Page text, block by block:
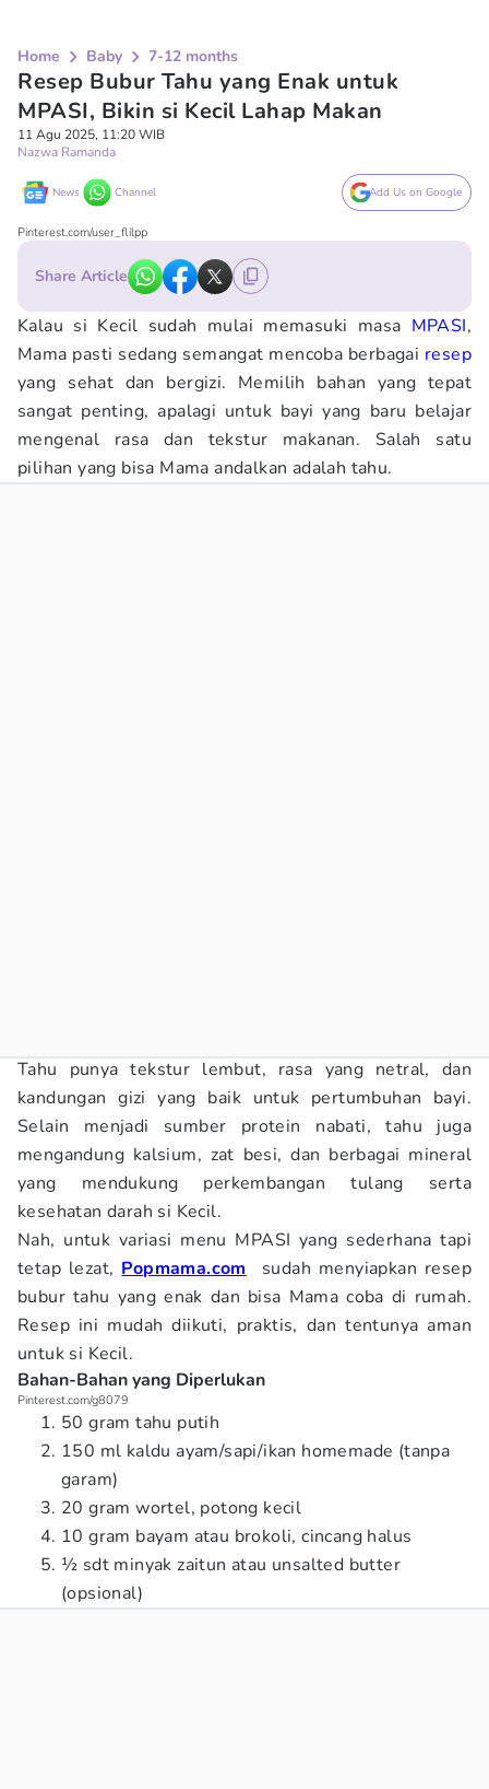
Home Baby 7-12 months
Resep Bubur Tahu yang Enak untuk
MPASI, Bikin si Kecil Lahap Makan
11 Agu 2025, 11:20 WIB
Nazwa Ramanda
News Channel Add Us on Google
Pinterest.com/user_flilpp
Share Article
Kalau si Kecil sudah mulai memasuki masa MPASI,
Mama pasti sedang semangat mencoba berbagai resep
yang sehat dan bergizi. Memilih bahan yang tepat
sangat penting, apalagi untuk bayi yang baru belajar
mengenal rasa dan tekstur makanan. Salah satu
pilihan yang bisa Mama andalkan adalah tahu.
Tahu punya tekstur lembut, rasa yang netral, dan
kandungan gizi yang baik untuk pertumbuhan bayi.
Selain menjadi sumber protein nabati, tahu juga
mengandung kalsium, zat besi, dan berbagai mineral
yang mendukung perkembangan tulang serta
kesehatan darah si Kecil.
Nah, untuk variasi menu MPASI yang sederhana tapi
tetap lezat, Popmama.com sudah menyiapkan resep
bubur tahu yang enak dan bisa Mama coba di rumah.
Resep ini mudah diikuti, praktis, dan tentunya aman
untuk si Kecil.
Bahan-Bahan yang Diperlukan
Pinterest.com/g8079
50 gram tahu putih
150 ml kaldu ayam/sapi/ikan homemade (tanpa
garam)
20 gram wortel, potong kecil
10 gram bayam atau brokoli, cincang halus
½ sdt minyak zaitun atau unsalted butter
(opsional)